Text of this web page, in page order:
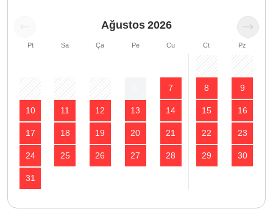
Ağustos 2026
Pt Sa Ça Pe Cu Ct Pz
7 8 9
10 11 12 13 14 15 16
17 18 19 20 21 22 23
24 25 26 27 28 29 30
31